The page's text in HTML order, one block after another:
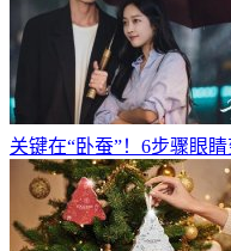
关键在“卧蚕”！6步骤眼